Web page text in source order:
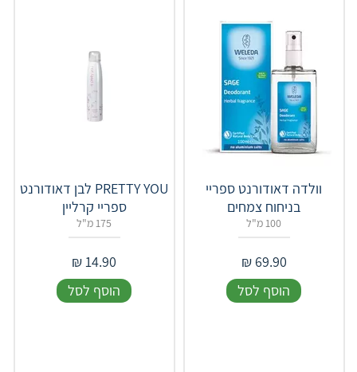
וולדה דאודורנט ספריי
בניחוח צמחים
100 מ"ל
69.90
₪
הוסף לסל
PRETTY YOU לבן דאודורנט
ספריי קרליין
175 מ"ל
14.90
₪
הוסף לסל